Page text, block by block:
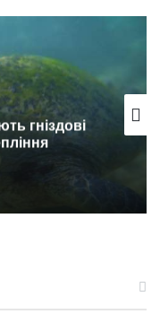
гніздові